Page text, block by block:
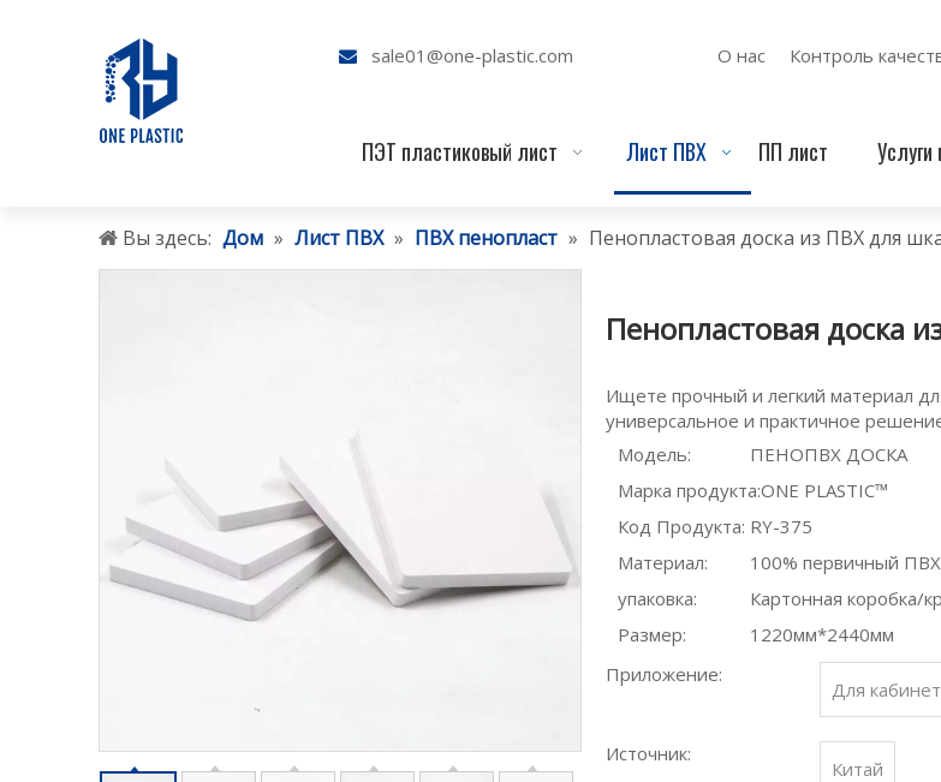
 sale01@one-plastic.com О нас Контроль
ПЭТ пластиковый лист Лист ПВХ ПП лист
Вы здесь: Дом » Лист ПВХ » ПВХ пенопласт » Пенопластовая доска из ПВХ для
Пенопластовая доска
Ищете прочный и легкий материал
универсальное и практичное
Модель:
ПЕНОПВХ ДОСКА
Марка продукта:ONE PLASTIC™
Код Продукта: RY-375
Материал:
100% первичный ПВХ
упаковка:
Картонная коробка/
Размер:
1220мм*2440мм
Приложение:
Для
Источник:
Китай